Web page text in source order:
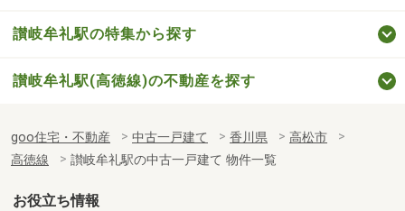
讃岐牟礼駅の特集から探す
讃岐牟礼駅(高徳線)の不動産を探す
goo住宅・不動産 中古一戸建て 香川県
高松市
高徳線
讃岐牟礼駅の中古一戸建て 物件一覧
お役立ち情報